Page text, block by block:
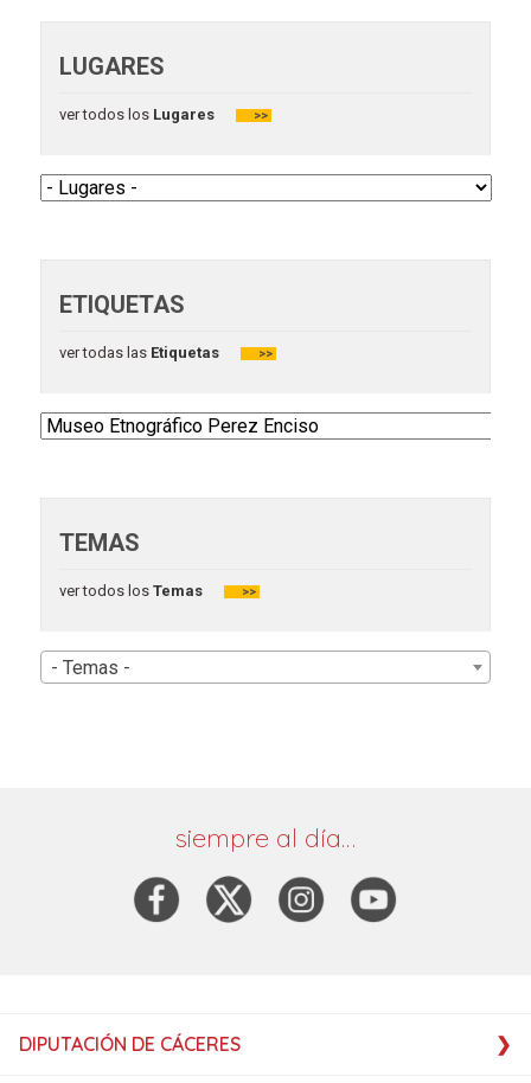
LUGARES
ver todos losLugares >>
ETIQUETAS
ver todas las Etiquetas >>
TEMAS
ver todos los Temas >>
- Temas -
siempre al día…
DIPUTACIÓN DE CÁCERES